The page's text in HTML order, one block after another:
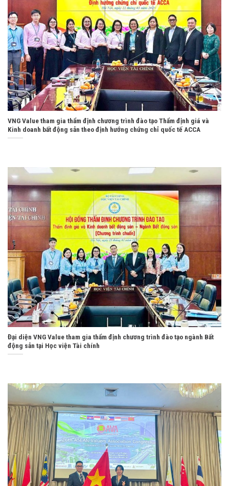
VNG Value tham gia thẩm định chương trình đào tạo Thẩm định giá và
Kinh doanh bất động sản theo định hướng chứng chỉ quốc tế ACCA
Đại diện VNG Value tham gia thẩm định chương trình đào tạo ngành Bất
động sản tại Học viện Tài chính